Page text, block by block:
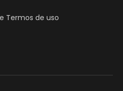
Termos de uso